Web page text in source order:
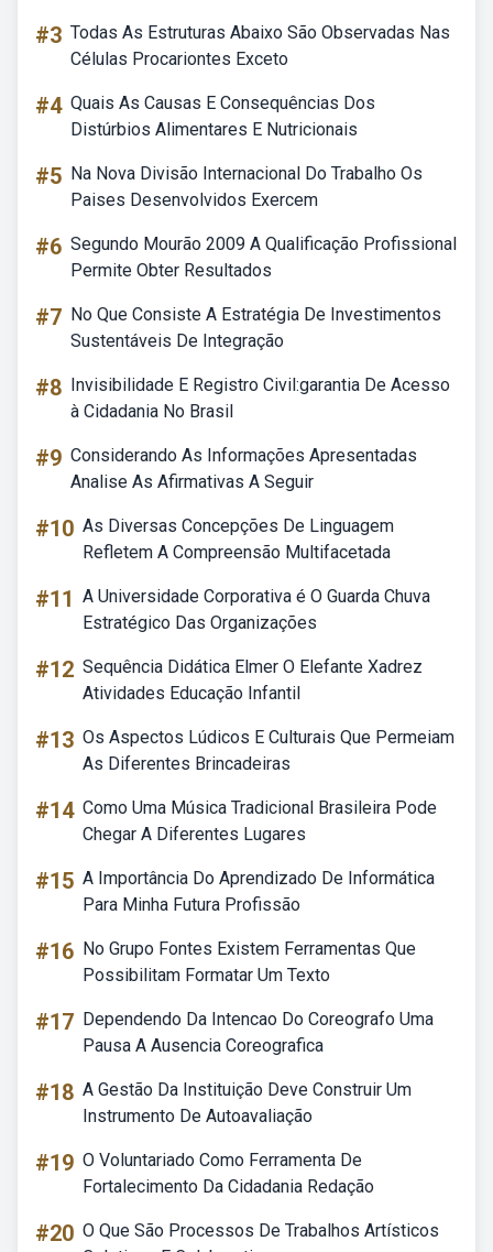
#3 Todas As Estruturas Abaixo São Observadas Nas
Células Procariontes Exceto
#4 Quais As Causas E Consequências Dos
Distúrbios Alimentares E Nutricionais
#5 Na Nova Divisão Internacional Do Trabalho Os
Paises Desenvolvidos Exercem
#6 Segundo Mourão 2009 A Qualificação Profissional
Permite Obter Resultados
#7 No Que Consiste A Estratégia De Investimentos
Sustentáveis De Integração
#8 Invisibilidade E Registro Civil:garantia De Acesso
à Cidadania No Brasil
#9 Considerando As Informações Apresentadas
Analise As Afirmativas A Seguir
#10 As Diversas Concepções De Linguagem
Refletem A Compreensão Multifacetada
#11 A Universidade Corporativa é O Guarda Chuva
Estratégico Das Organizações
#12 Sequência Didática Elmer O Elefante Xadrez
Atividades Educação Infantil
#13 Os Aspectos Lúdicos E Culturais Que Permeiam
As Diferentes Brincadeiras
#14 Como Uma Música Tradicional Brasileira Pode
Chegar A Diferentes Lugares
#15 A Importância Do Aprendizado De Informática
Para Minha Futura Profissão
#16 No Grupo Fontes Existem Ferramentas Que
Possibilitam Formatar Um Texto
#17 Dependendo Da Intencao Do Coreografo Uma
Pausa A Ausencia Coreografica
#18 A Gestão Da Instituição Deve Construir Um
Instrumento De Autoavaliação
#19 O Voluntariado Como Ferramenta De
Fortalecimento Da Cidadania Redação
#20 O Que São Processos De Trabalhos Artísticos